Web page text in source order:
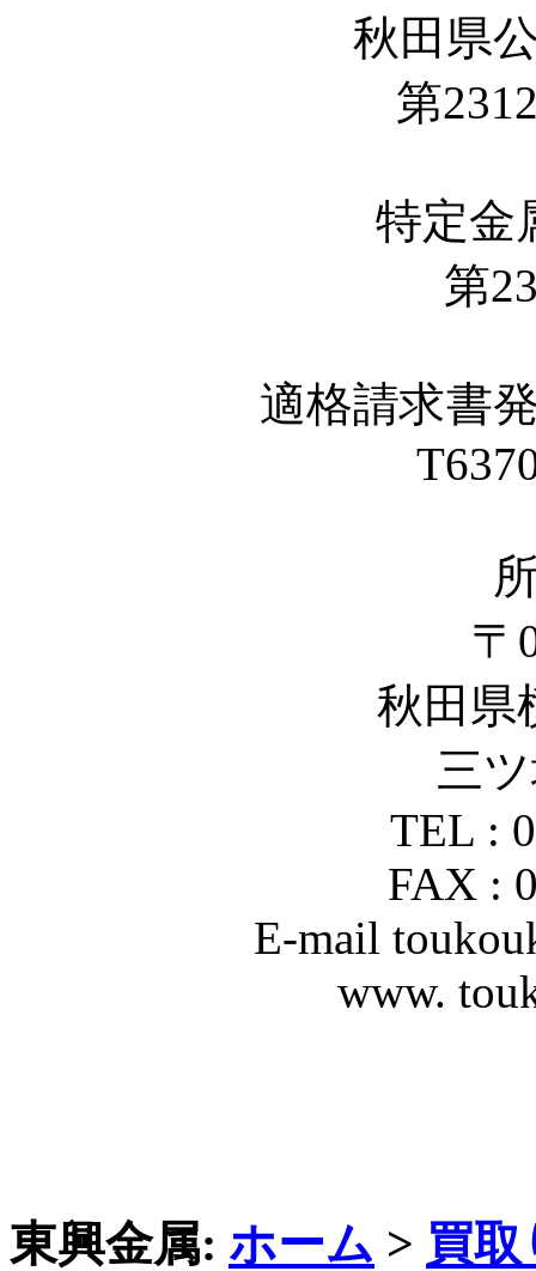
秋田県
第
特定金
第
適格請求書
〒
秋田県
三
TEL :
FAX :
E-mail
www.
東興金属: ホーム > 買